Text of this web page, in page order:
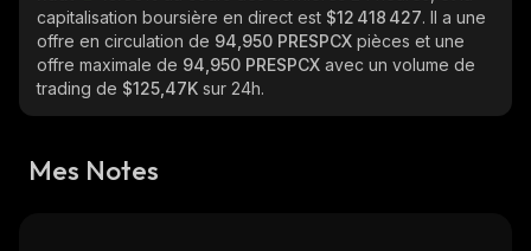
capitalisation boursière en direct est $12 418 427. Il a une
offre en circulation de 94,950 PRESPCX pièces et une
offre maximale de 94,950 PRESPCX avec un volume de
trading de $125,47K sur 24h.
Mes Notes